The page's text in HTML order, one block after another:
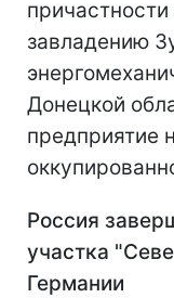
завладению
Донецкой
предприятие
Россия
участка
Германии